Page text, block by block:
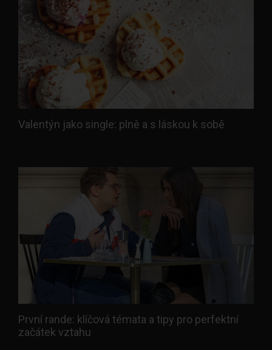
Valentýn jako single: plně a s láskou k sobě
První rande: klíčová témata a tipy pro perfektní
začátek vztahu